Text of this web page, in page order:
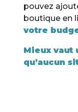
pouvez
boutique en
votre
Mieux vaut
qu’aucun